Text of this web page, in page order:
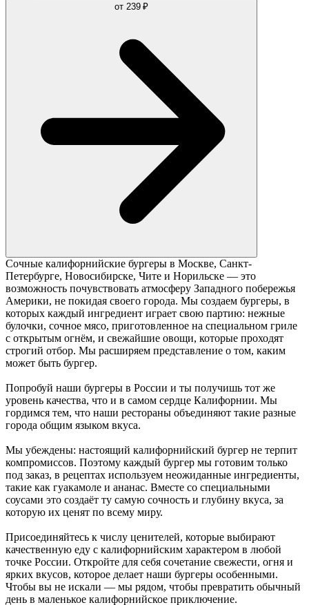
от 239 ₽
Сочные калифорнийские бургеры в Москве, Санкт-
Петербурге, Новосибирске, Чите и Норильске — это
возможность почувствовать атмосферу Западного побережья
Америки, не покидая своего города. Мы создаем бургеры, в
которых каждый ингредиент играет свою партию: нежные
булочки, сочное мясо, приготовленное на специальном гриле
с открытым огнём, и свежайшие овощи, которые проходят
строгий отбор. Мы расширяем представление о том, каким
может быть бургер.
Попробуй наши бургеры в России и ты получишь тот же
уровень качества, что и в самом сердце Калифорнии. Мы
гордимся тем, что наши рестораны объединяют такие разные
города общим языком вкуса.
Мы убеждены: настоящий калифорнийский бургер не терпит
компромиссов. Поэтому каждый бургер мы готовим только
под заказ, в рецептах используем неожиданные ингредиенты,
такие как гуакамоле и ананас. Вместе со специальными
соусами это создаёт ту самую сочность и глубину вкуса, за
которую их ценят по всему миру.
Присоединяйтесь к числу ценителей, которые выбирают
качественную еду с калифорнийским характером в любой
точке России. Откройте для себя сочетание свежести, огня и
ярких вкусов, которое делает наши бургеры особенными.
Чтобы вы не искали — мы рядом, чтобы превратить обычный
день в маленькое калифорнийское приключение.